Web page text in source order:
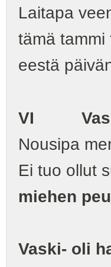
Laitapa
tämä
eestä
VI
Nousipa
Ei tuo ollut
miehen
Vaski‑ oli